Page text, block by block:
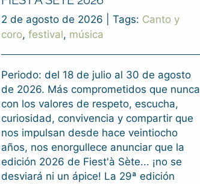
2 de agosto de 2026 Tags: Canto y
coro, festival, música
Periodo: del 18 de julio al 30 de agosto
de 2026. Más comprometidos que nunca
con los valores de respeto, escucha,
curiosidad, convivencia y compartir que
nos impulsan desde hace veintiocho
años, nos enorgullece anunciar que la
edición 2026 de Fiest'à Sète... ¡no se
desviará ni un ápice! La 29ª edición